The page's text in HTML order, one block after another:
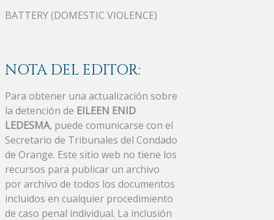
BATTERY (DOMESTIC VIOLENCE)
NOTA DEL EDITOR:
Para obtener una actualización sobre
la detención de EILEEN ENID
LEDESMA, puede comunicarse con el
Secretario de Tribunales del Condado
de Orange. Este sitio web no tiene los
recursos para publicar un archivo
por archivo de todos los documentos
incluidos en cualquier procedimiento
de caso penal individual. La inclusión